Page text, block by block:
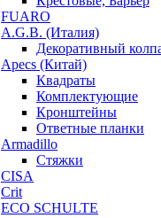
FUARO
A.G.B. (Италия)
Декоративный
Apecs (Китай)
Квадраты
Комплектующие
Кронштейны
Ответные планки
Armadillo
Стяжки
CISA
Crit
ECO SCHULTE